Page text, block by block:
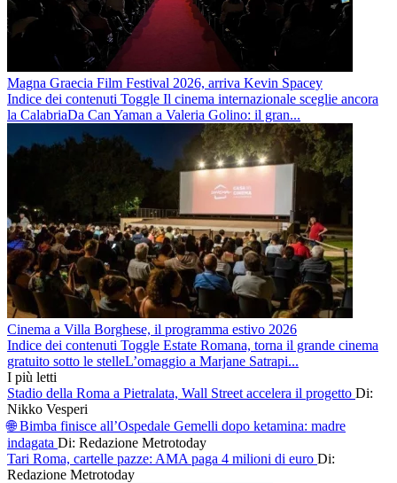
Magna Graecia Film Festival 2026, arriva Kevin Spacey
Indice dei contenuti Toggle Il cinema internazionale sceglie ancora
la CalabriaDa Can Yaman a Valeria Golino: il gran...
Cinema a Villa Borghese, il programma estivo 2026
Indice dei contenuti Toggle Estate Romana, torna il grande cinema
gratuito sotto le stelleL’omaggio a Marjane Satrapi...
I più letti
Stadio della Roma a Pietralata, Wall Street accelera il progetto Di:
Nikko Vesperi
🌐 Bimba finisce all’Ospedale Gemelli dopo ketamina: madre
indagata Di: Redazione Metrotoday
Tari Roma, cartelle pazze: AMA paga 4 milioni di euro Di:
Redazione Metrotoday